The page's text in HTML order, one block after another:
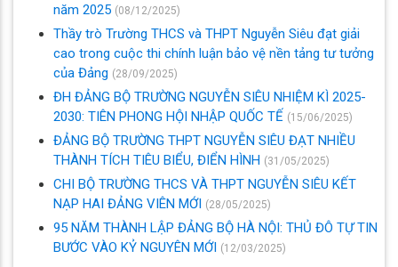
năm 2025 (08/12/2025)
Thầy trò Trường THCS và THPT Nguyễn Siêu đạt giải
cao trong cuộc thi chính luận bảo vệ nền tảng tư tưởng
của Đảng (28/09/2025)
ĐH ĐẢNG BỘ TRƯỜNG NGUYỄN SIÊU NHIỆM KÌ 2025-
2030: TIÊN PHONG HỘI NHẬP QUỐC TẾ (15/06/2025)
ĐẢNG BỘ TRƯỜNG THPT NGUYỄN SIÊU ĐẠT NHIỀU
THÀNH TÍCH TIÊU BIỂU, ĐIỂN HÌNH (31/05/2025)
CHI BỘ TRƯỜNG THCS VÀ THPT NGUYỄN SIÊU KẾT
NẠP HAI ĐẢNG VIÊN MỚI (28/05/2025)
95 NĂM THÀNH LẬP ĐẢNG BỘ HÀ NỘI: THỦ ĐÔ TỰ TIN
BƯỚC VÀO KỶ NGUYÊN MỚI (12/03/2025)